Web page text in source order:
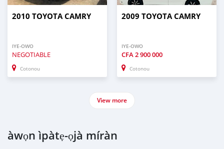
2010 TOYOTA CAMRY
IYE-OWO
NEGOTIABLE
Cotonou
2009 TOYOTA CAMRY
IYE-OWO
CFA2 900 000
Cotonou
View more
àwọn ìpàtẹ-ọjà míràn